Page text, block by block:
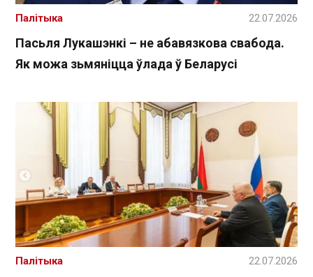
Пасьля Лукашэнкі – не абавязкова свабода.
Як можа зьмяніцца ўлада ў Беларусі
Палітыка 22.07.2026
Палітыка 22.07.2026